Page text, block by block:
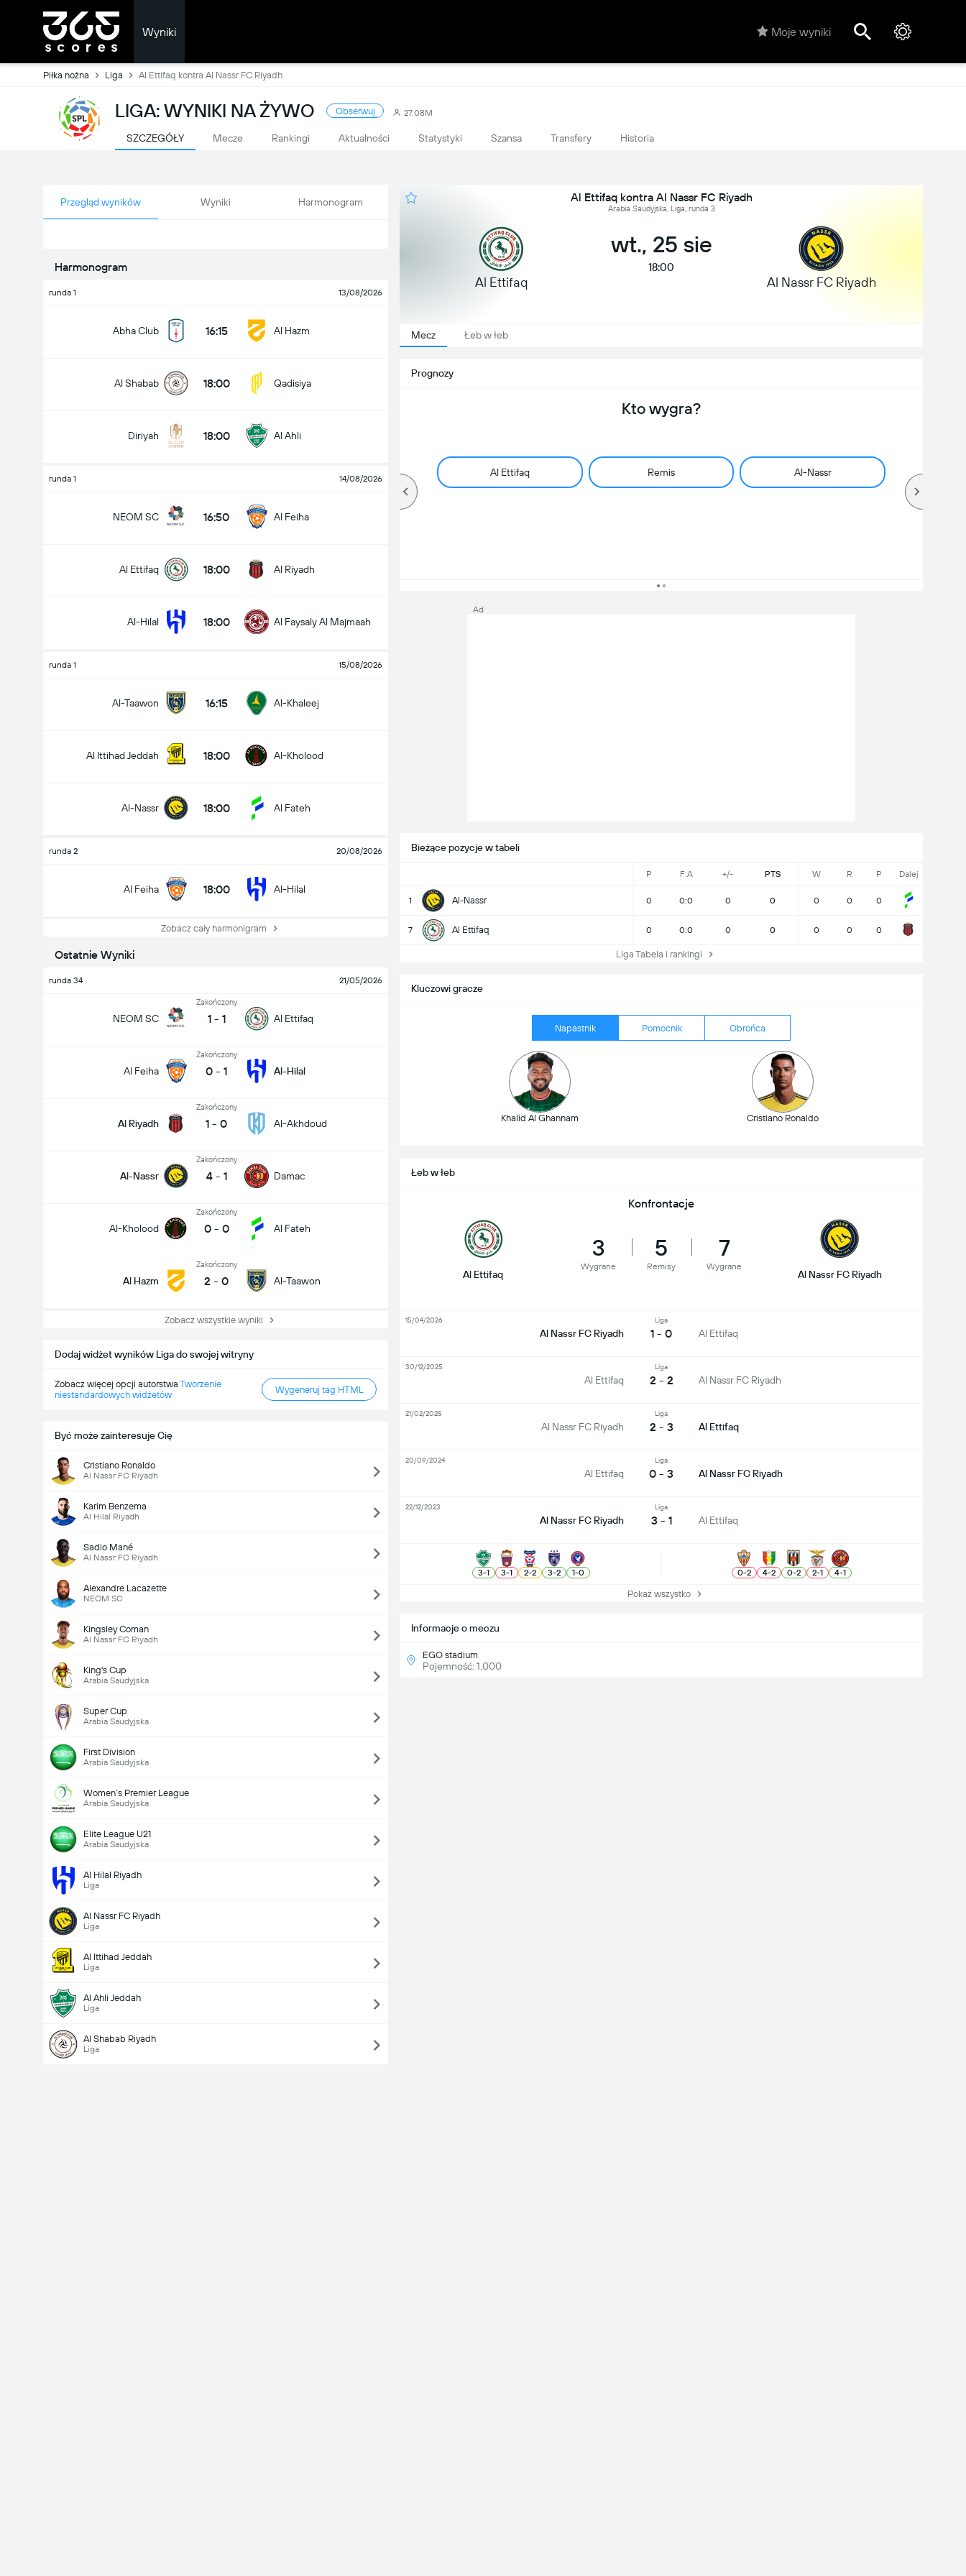
Wyniki Moje wyniki
Piłka nożna Liga Al Ettifaq kontra Al Nassr FC Riyadh
LIGA: WYNIKI NA ŻYWO Obserwuj 27.08M
SZCZEGÓŁY Mecze Rankingi Aktualności Statystyki Szansa Transfery Historia
Przegląd wyników Wyniki Harmonogram
Harmonogram
runda 1 13/08/2026
Abha Club 16:15 Al Hazm
Al Shabab 18:00 Qadisiya
Diriyah 18:00 Al Ahli
runda 1 14/08/2026
NEOM SC 16:50 Al Feiha
Al Ettifaq 18:00 Al Riyadh
Al-Hilal 18:00 Al Faysaly Al Majmaah
runda 1 15/08/2026
Al-Taawon 16:15 Al-Khaleej
Al Ittihad Jeddah 18:00 Al-Kholood
Al-Nassr 18:00 Al Fateh
runda 2 20/08/2026
Al Feiha 18:00 Al-Hilal
Zobacz cały harmonigram
Ostatnie Wyniki
runda 34 21/05/2026
NEOM SC
Zakończony
1 - 1 Al Ettifaq
Al Feiha
Zakończony
0 - 1 Al-Hilal
Al Riyadh
Zakończony
1 - 0 Al-Akhdoud
Al-Nassr
Zakończony
4 - 1 Damac
Al-Kholood
Zakończony
0 - 0 Al Fateh
Al Hazm
Zakończony
2 - 0 Al-Taawon
Zobacz wszystkie wyniki
Dodaj widżet wyników Liga do swojej witryny
Zobacz więcej opcji autorstwa Tworzenie
niestandardowych widżetów
Wygeneruj tag HTML
Być może zainteresuje Cię
Cristiano Ronaldo
Al Nassr FC Riyadh
Karim Benzema
Al Hilal Riyadh
Sadio Mané
Al Nassr FC Riyadh
Alexandre Lacazette
NEOM SC
Kingsley Coman
Al Nassr FC Riyadh
King's Cup
Arabia Saudyjska
Super Cup
Arabia Saudyjska
First Division
Arabia Saudyjska
Women’s Premier League
Arabia Saudyjska
Elite League U21
Arabia Saudyjska
Al Hilal Riyadh
Liga
Al Nassr FC Riyadh
Liga
Al Ittihad Jeddah
Liga
Al Ahli Jeddah
Liga
Al Shabab Riyadh
Liga
Al Ettifaq kontra Al Nassr FC Riyadh
Arabia Saudyjska, Liga, runda 3
Al Ettifaq
wt., 25 sie
18:00
Al Nassr FC Riyadh
Mecz Łeb w łeb
Prognozy
Kto wygra?
Al Ettifaq Remis Al-Nassr
Bieżące pozycje w tabeli
P F:A +/- PTS W R P Dalej
1 Al-Nassr 0 0:0 0 0 0 0 0
7 Al Ettifaq 0 0:0 0 0 0 0 0
Liga Tabela i rankingi
Kluczowi gracze
Napastnik Pomocnik Obrońca
Khalid Al Ghannam Cristiano Ronaldo
Informacje o meczu
EGO stadium
Pojemność: 1,000
Łeb w łeb
Konfrontacje
Al Ettifaq
3
Wygrane
5
Remisy
7
Wygrane
Al Nassr FC Riyadh
Al Nassr FC Riyadh
Liga
1 - 0 Al Ettifaq
15/04/2026
Al Ettifaq
Liga
2 - 2 Al Nassr FC Riyadh
30/12/2025
Al Nassr FC Riyadh
Liga
2 - 3 Al Ettifaq
21/02/2025
Al Ettifaq
Liga
0 - 3 Al Nassr FC Riyadh
20/09/2024
Al Nassr FC Riyadh
Liga
3 - 1 Al Ettifaq
22/12/2023
3-1 3-1 2-2 3-2 1-0 0-2 4-2 0-2 2-1 4-1
Pokaż wszystko
Ad